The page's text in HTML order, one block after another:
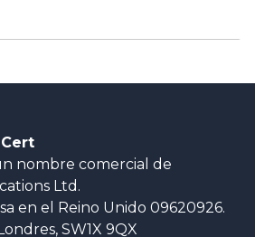
nombre comercial de
Ltd.
en el Reino Unido 09620926.
SW1X 9QX